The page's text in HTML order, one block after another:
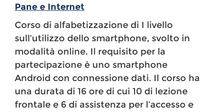
Pane e Internet
Corso di alfabetizzazione di I livello
sull’utilizzo dello smartphone, svolto in
modalità online. Il requisito per la
partecipazione è uno smartphone
Android con connessione dati. Il corso ha
una durata di 16 ore di cui 10 di lezione
frontale e 6 di assistenza per l’accesso e